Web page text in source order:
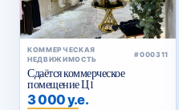
КОММЕРЧЕСКАЯ
НЕДВИЖИМОСТЬ
#000311
Сдаётся коммерческое
помещение Ц1
3 000 у.е.